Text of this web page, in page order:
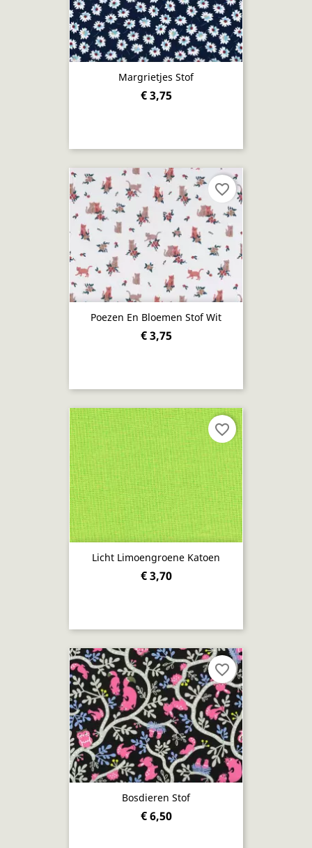
Margrietjes Stof
€ 3,75
Poezen En Bloemen Stof Wit
€ 3,75
favorite_border
Licht Limoengroene Katoen
€ 3,70
favorite_border
Bosdieren Stof
€ 6,50
favorite_border